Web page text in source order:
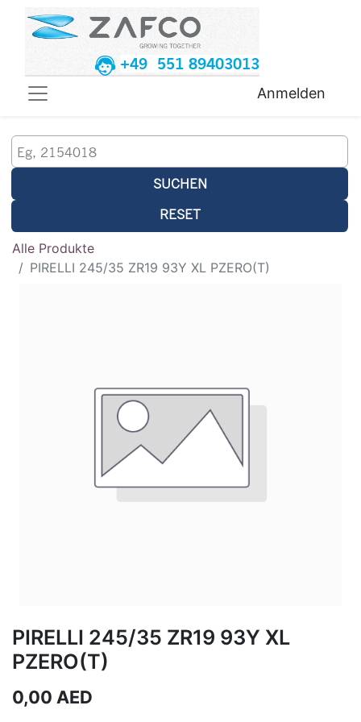
+49 551 89403013
Anmelden
SUCHEN
RESET
Alle Produkte
PIRELLI 245/35 ZR19 93Y XL PZERO(T)
PIRELLI 245/35 ZR19 93Y XL
PZERO(T)
0,00 AED